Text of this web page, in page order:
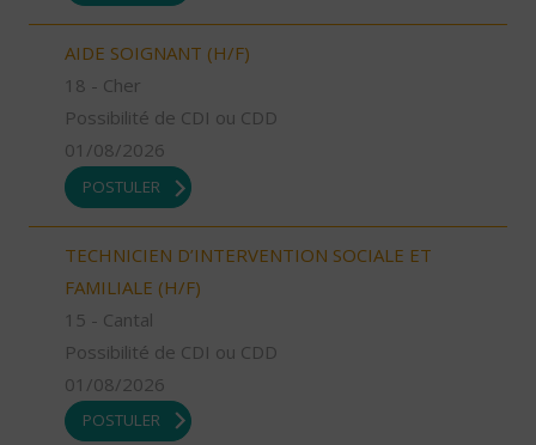
AIDE SOIGNANT (H/F)
18 - Cher
Possibilité de CDI ou CDD
01/08/2026
POSTULER
TECHNICIEN D’INTERVENTION SOCIALE ET
FAMILIALE (H/F)
15 - Cantal
Possibilité de CDI ou CDD
01/08/2026
POSTULER